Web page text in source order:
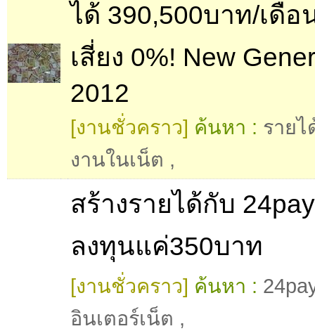
ได้ 390,500บาท/เดือ
เสี่ยง 0%! New
2012
[งานชั่วคราว] ค้นหา : รายไ
งานในเน็ต ,
สร้างรายได้กับ
ลงทุนแค่350บาท
[งานชั่วคราว] ค้นหา :
อินเตอร์เน็ต ,